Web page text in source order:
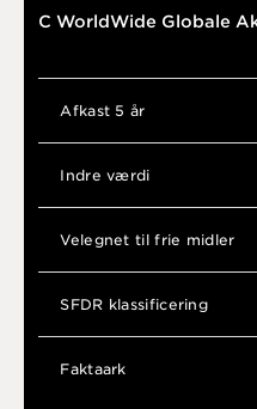
C WorldWide Globale
Afkast 5 år
Indre værdi
Velegnet til frie midler
SFDR klassificering
Faktaark